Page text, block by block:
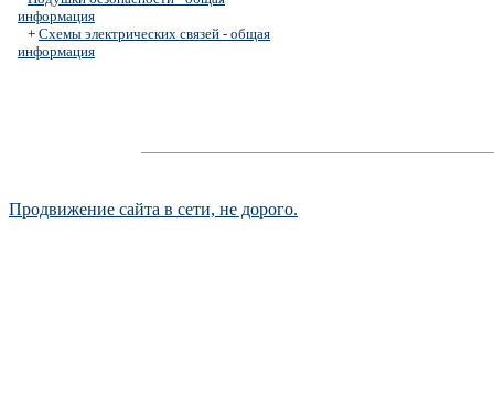
информация
+ Схемы электрических связей - общая
информация
Продвижение сайта в сети, не дорого.